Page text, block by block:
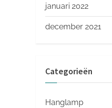
januari 2022
december 2021
Categorieën
Hanglamp